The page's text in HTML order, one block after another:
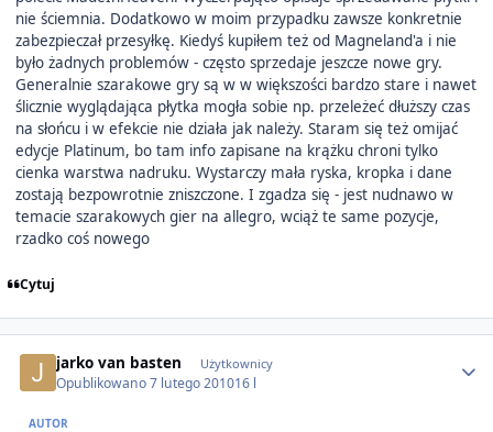
nie ściemnia. Dodatkowo w moim przypadku zawsze konkretnie
zabezpieczał przesyłkę. Kiedyś kupiłem też od Magneland'a i nie
było żadnych problemów - często sprzedaje jeszcze nowe gry.
Generalnie szarakowe gry są w w większości bardzo stare i nawet
ślicznie wyglądająca płytka mogła sobie np. przeleżeć dłuższy czas
na słońcu i w efekcie nie działa jak należy. Staram się też omijać
edycje Platinum, bo tam info zapisane na krążku chroni tylko
cienka warstwa nadruku. Wystarczy mała ryska, kropka i dane
zostają bezpowrotnie zniszczone. I zgadza się - jest nudnawo w
temacie szarakowych gier na allegro, wciąż te same pozycje,
rzadko coś nowego
Cytuj
jarko van basten Użytkownicy
Opublikowano7 lutego 201016 l
AUTOR